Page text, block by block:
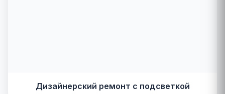
Дизайнерский ремонт с подсветкой